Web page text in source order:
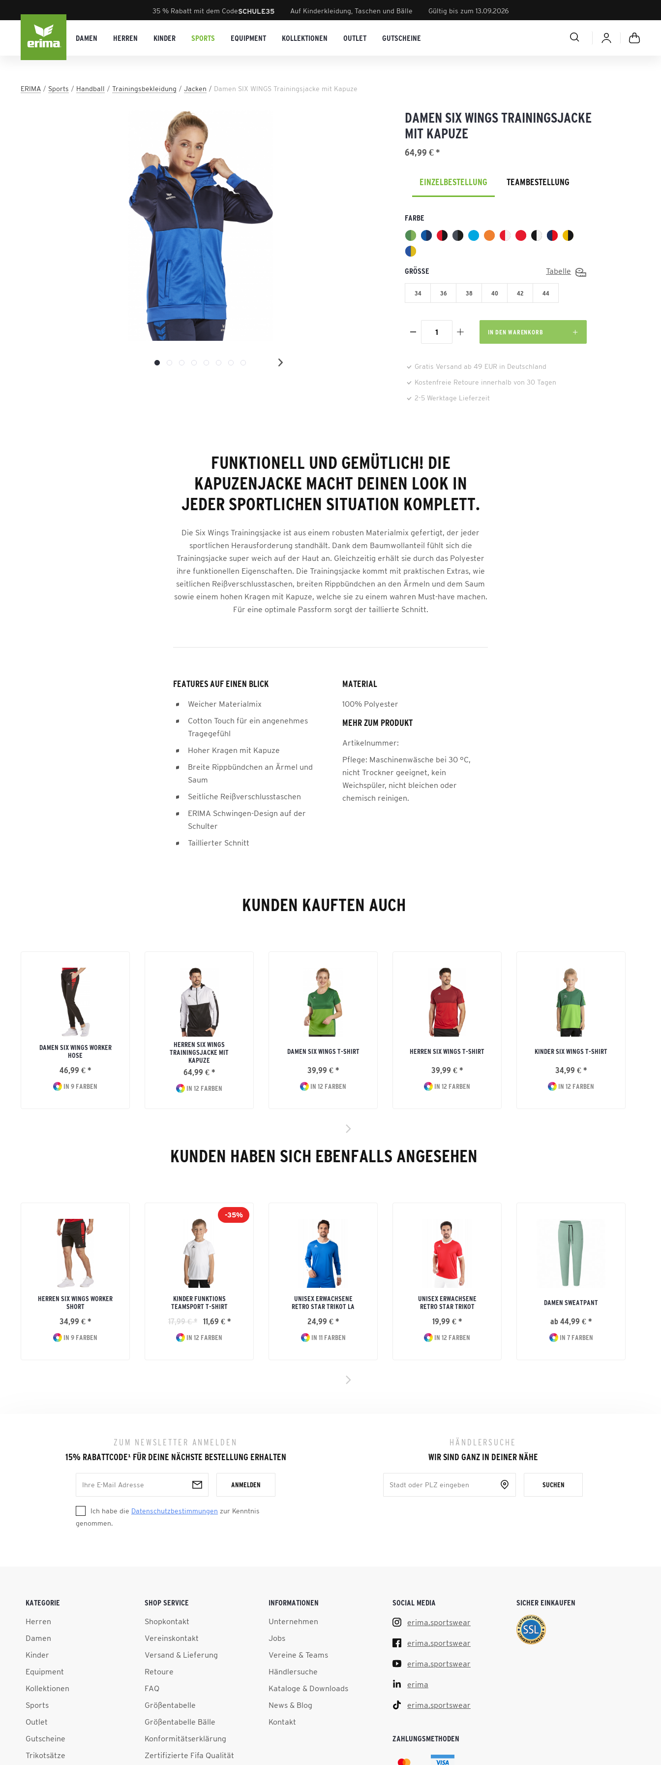
35 % Rabatt mit dem CodeSCHULE35 Auf Kinderkleidung, Taschen und Bälle Gültig bis zum 13.09.2026
DAMEN HERREN KINDER SPORTS EQUIPMENT KOLLEKTIONEN OUTLET GUTSCHEINE
ERIMA Sports Handball Trainingsbekleidung Jacken Damen SIX WINGS Trainingsjacke mit Kapuze
DAMEN SIX WINGS TRAININGSJACKE
MIT KAPUZE
64,99 € *
EINZELBESTELLUNG TEAMBESTELLUNG
FARBE
GRÖSSE Tabelle
34 36 38 40 42 44
IN DEN WARENKORB
Gratis Versand ab 49 EUR in Deutschland
Kostenfreie Retoure innerhalb von 30 Tagen
2-5 Werktage Lieferzeit
FUNKTIONELL UND GEMÜTLICH! DIE
KAPUZENJACKE MACHT DEINEN LOOK IN
JEDER SPORTLICHEN SITUATION KOMPLETT.
Die Six Wings Trainingsjacke ist aus einem robusten Materialmix gefertigt, der jeder
sportlichen Herausforderung standhält. Dank dem Baumwollanteil fühlt sich die
Trainingsjacke super weich auf der Haut an. Gleichzeitig erhält sie durch das Polyester
ihre funktionellen Eigenschaften. Die Trainingsjacke kommt mit praktischen Extras, wie
seitlichen Reißverschlusstaschen, breiten Rippbündchen an den Ärmeln und dem Saum
sowie einem hohen Kragen mit Kapuze, welche sie zu einem wahren Must-have machen.
Für eine optimale Passform sorgt der taillierte Schnitt.
FEATURES AUF EINEN BLICK
Weicher Materialmix
Cotton Touch für ein angenehmes
Tragegefühl
Hoher Kragen mit Kapuze
Breite Rippbündchen an Ärmel und
Saum
Seitliche Reißverschlusstaschen
ERIMA Schwingen-Design auf der
Schulter
Taillierter Schnitt
MATERIAL
100% Polyester
MEHR ZUM PRODUKT
Artikelnummer:
Pflege: Maschinenwäsche bei 30 °C,
nicht Trockner geeignet, kein
Weichspüler, nicht bleichen oder
chemisch reinigen.
KUNDEN KAUFTEN AUCH
DAMEN SIX WINGS WORKER
HOSE
46,99 € *
IN 9 FARBEN
HERREN SIX WINGS
TRAININGSJACKE MIT
KAPUZE
64,99 € *
IN 12 FARBEN
DAMEN SIX WINGS T-SHIRT
39,99 € *
IN 12 FARBEN
HERREN SIX WINGS T-SHIRT
39,99 € *
IN 12 FARBEN
KINDER SIX WINGS T-SHIRT
34,99 € *
IN 12 FARBEN
KUNDEN HABEN SICH EBENFALLS ANGESEHEN
HERREN SIX WINGS WORKER
SHORT
34,99 € *
IN 9 FARBEN
-35%
KINDER FUNKTIONS
TEAMSPORT T-SHIRT
17,99 € * 11,69 € *
IN 12 FARBEN
UNISEX ERWACHSENE
RETRO STAR TRIKOT LA
24,99 € *
IN 11 FARBEN
UNISEX ERWACHSENE
RETRO STAR TRIKOT
19,99 € *
IN 12 FARBEN
DAMEN SWEATPANT
ab 44,99 € *
IN 7 FARBEN
ZUM NEWSLETTER ANMELDEN
15% RABATTCODE¹FÜR DEINE NÄCHSTE BESTELLUNG ERHALTEN
ANMELDEN
Ich habe die Datenschutzbestimmungen zur Kenntnis
genommen.
HÄNDLERSUCHE
WIR SIND GANZ IN DEINER NÄHE
SUCHEN
KATEGORIE
Herren
Damen
Kinder
Equipment
Kollektionen
Sports
Outlet
Gutscheine
Trikotsätze
SHOP SERVICE
Shopkontakt
Vereinskontakt
Versand & Lieferung
Retoure
FAQ
Größentabelle
Größentabelle Bälle
Konformitätserklärung
Zertifizierte Fifa Qualität
INFORMATIONEN
Unternehmen
Jobs
Vereine & Teams
Händlersuche
Kataloge & Downloads
News & Blog
Kontakt
SOCIAL MEDIA
erima.sportswear
erima.sportswear
erima.sportswear
erima
erima.sportswear
ZAHLUNGSMETHODEN
SICHER EINKAUFEN